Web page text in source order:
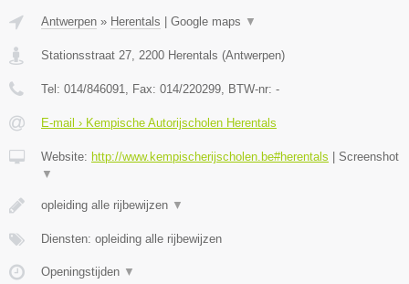
Antwerpen » Herentals Google maps ▼
Stationsstraat 27, 2200 Herentals (Antwerpen)
Tel: 014/846091, Fax: 014/220299, BTW-nr: -
E-mail › Kempische Autorijscholen Herentals
Website: http://www.kempischerijscholen.be#herentals
Screenshot
▼
opleiding alle rijbewijzen ▼
Diensten: opleiding alle rijbewijzen
Openingstijden ▼